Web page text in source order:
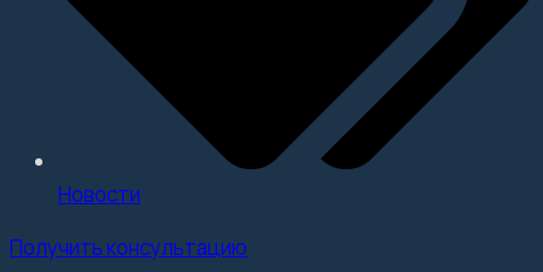
Новости
Получить консультацию